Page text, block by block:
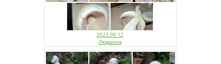
2023.09.12
Людмила